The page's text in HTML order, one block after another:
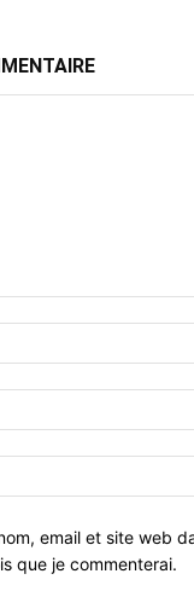
email et site web
que je commenterai.